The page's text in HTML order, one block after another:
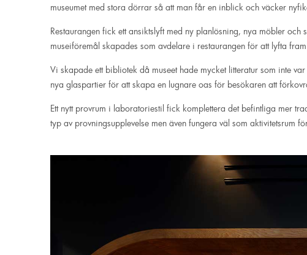
museumet med stora dörrar så att man får en inblick och väcker
Restaurangen fick ett ansiktslyft med ny planlösning, nya möbler
museiföremål skapades som avdelare i restaurangen för att lyfta fram
Vi skapade ett bibliotek då museet hade mycket litteratur som inte
nya glaspartier för att skapa en lugnare oas för besökaren att
Ett nytt provrum i laboratoriestil fick komplettera det befintliga mer
typ av provningsupplevelse men även fungera väl som aktivitetsrum